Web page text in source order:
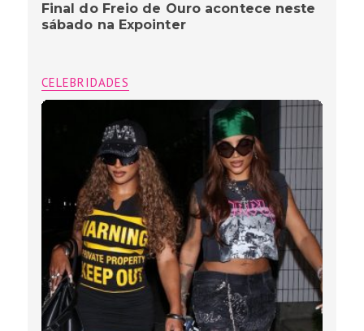
Final do Freio de Ouro acontece neste
sábado na Expointer
CELEBRIDADES